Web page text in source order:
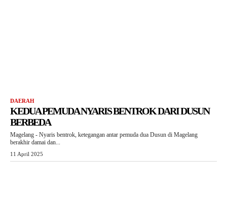
DAERAH
KEDUA PEMUDA NYARIS BENTROK DARI DUSUN
BERBEDA
Magelang - Nyaris bentrok, ketegangan antar pemuda dua Dusun di Magelang
berakhir damai dan...
11 April 2025